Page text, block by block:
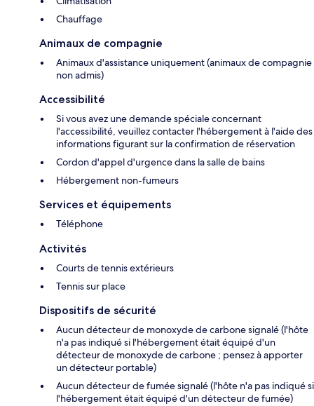
Chauffage
Animaux de compagnie
Animaux d'assistance uniquement (animaux de compagnie
non admis)
Accessibilité
Si vous avez une demande spéciale concernant
l'accessibilité, veuillez contacter l'hébergement à l'aide des
informations figurant sur la confirmation de réservation
Cordon d'appel d'urgence dans la salle de bains
Hébergement non-fumeurs
Services et équipements
Téléphone
Activités
Courts de tennis extérieurs
Tennis sur place
Dispositifs de sécurité
Aucun détecteur de monoxyde de carbone signalé (l'hôte
n'a pas indiqué si l'hébergement était équipé d'un
détecteur de monoxyde de carbone ; pensez à apporter
un détecteur portable)
Aucun détecteur de fumée signalé (l'hôte n'a pas indiqué si
l'hébergement était équipé d'un détecteur de fumée)